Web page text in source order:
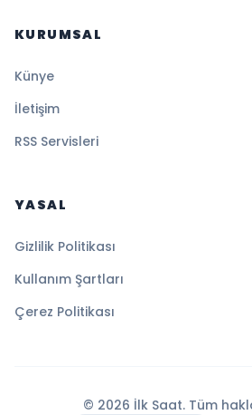
KURUMSAL
Künye
İletişim
RSS Servisleri
YASAL
Gizlilik Politikası
Kullanım Şartları
Çerez Politikası
© 2026 İlk Saat. Tüm